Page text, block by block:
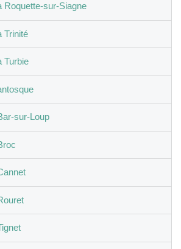
Roquette-sur-Siagne
Trinité
Turbie
sur-Loup